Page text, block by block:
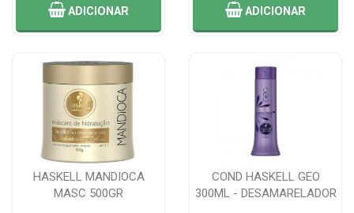
ADICIONAR ADICIONAR
HASKELL MANDIOCA
MASC 500GR
COND HASKELL GEO
300ML - DESAMARELADOR